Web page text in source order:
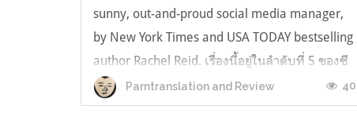
sunny, out-and-proud social media manager,
by New York Times and USA TODAY bestselling
author Rachel Reid. เรื่องนี้อยู่ในลำดับที่ 5 ของซี
รีส์ Game Changer แต่เป็นเรื่องที่ 3 ที่เราหยิบมา
อ่าน เพราะเห็นว่าเป็นเรื่องในไทม์ไลน์เดียวกันกับ
Parntranslation and Review 40